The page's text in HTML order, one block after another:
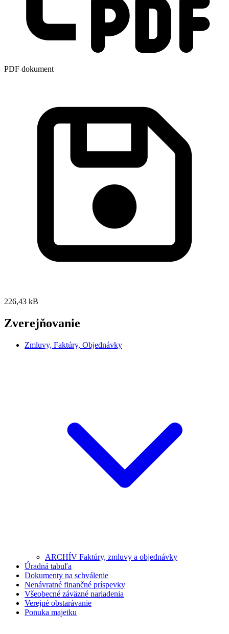
PDF dokument
226,43 kB
Zverejňovanie
Zmluvy, Faktúry, Objednávky
ARCHÍV Faktúry, zmluvy a objednávky
Úradná tabuľa
Dokumenty na schválenie
Nenávratné finančné príspevky
Všeobecné záväzné nariadenia
Verejné obstarávanie
Ponuka majetku